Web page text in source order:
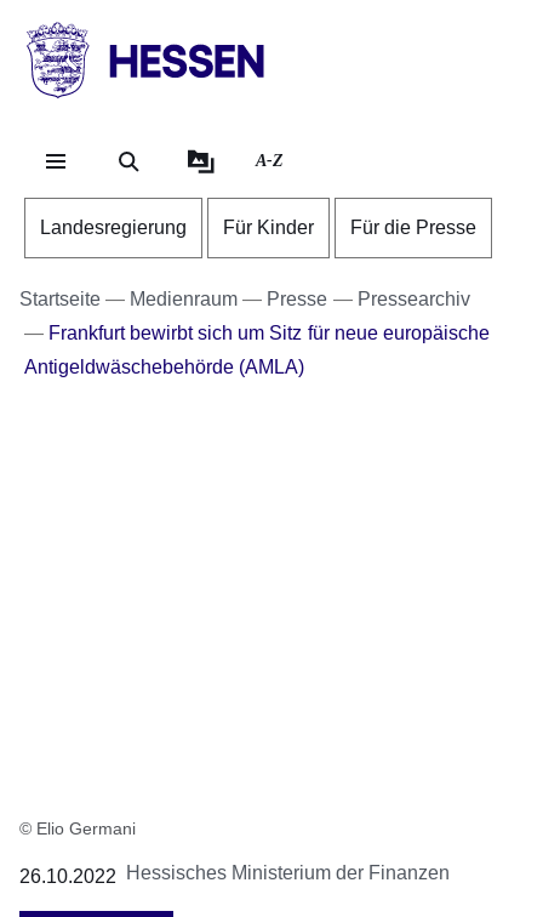
HESSEN
Landesregierung
A-Z
Landesregierung Für Kinder Für die Presse
Startseite Medienraum Presse
Pressearchiv
Frankfurt bewirbt sich um Sitz für neue europäische
Antigeldwäschebehörde (AMLA)
© Elio Germani
26.10.2022 Hessisches Ministerium der Finanzen